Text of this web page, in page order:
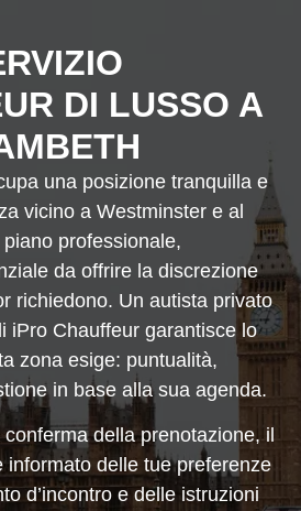
DI LUSSO A
una posizione tranquilla e
vicino a Westminster e al
professionale,
da offrire la discrezione
richiedono. Un autista privato
iPro Chauffeur garantisce lo
zona esige: puntualità,
in base alla sua agenda.
della prenotazione, il
informato delle tue preferenze
d’incontro e delle istruzioni